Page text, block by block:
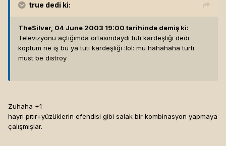
true dedi ki:
TheSilver, 04 June 2003 19:00 tarihinde demiş ki:
Televizyonu açtığımda ortasındaydı tuti kardeşliği dedi
koptum ne iş bu ya tuti kardeşliği :lol: mu hahahaha turti
must be distroy
Zuhaha +1
hayri pıtır+yüzüklerin efendisi gibi salak bir kombinasyon yapmaya
çalışmışlar.